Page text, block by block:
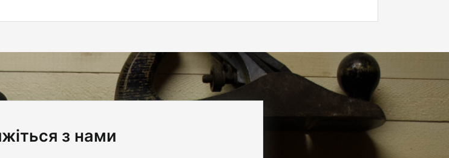
з нами